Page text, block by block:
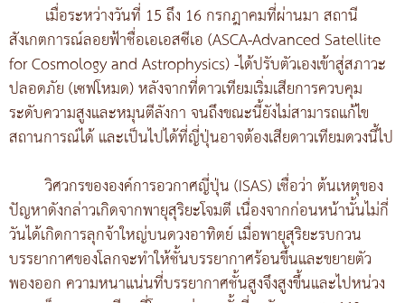
เมื่อระหว่างวันที่ 15 ถึง 16 กรกฎาคมที่ผ่านมา สถานี
สังเกตการณ์ลอยฟ้าชื่อเอเอสซีเอ (ASCA-Advanced Satellite
for Cosmology and Astrophysics) -ได้ปรับตัวเองเข้าสู่สภาวะ
ปลอดภัย (เซฟโหมด) หลังจากที่ดาวเทียมเริ่มเสียการควบคุม
ระดับความสูงและหมุนตีลังกา จนถึงขณะนี้ยังไม่สามารถแก้ไข
สถานการณ์ได้ และเป็นไปได้ที่ญี่ปุ่นอาจต้องเสียดาวเทียมดวงนี้ไป
วิศวกรขององค์การอวกาศญี่ปุ่น (ISAS) เชื่อว่า ต้นเหตุของ
ปัญหาดังกล่าวเกิดจากพายุสุริยะโจมตี เนื่องจากก่อนหน้านั้นไม่กี่
วันได้เกิดการลุกจ้าใหญ่บนดวงอาทิตย์ เมื่อพายุสุริยะรบกวน
บรรยากาศของโลกจะทำให้ชั้นบรรยากาศร้อนขึ้นและขยายตัว
พองออก ความหนาแน่นที่บรรยากาศชั้นสูงจึงสูงขึ้นและไปหน่วง